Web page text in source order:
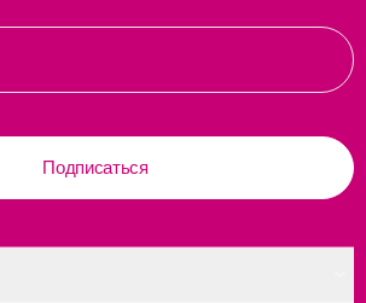
Подписаться